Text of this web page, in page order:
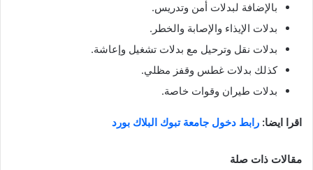
بالإضافة لبدلات أمن وتدريس.
بدلات الإيذاء والإصابة والخطر.
بدلات نقل وترحيل مع بدلات تشغيل وإعاشة.
كذلك بدلات غطس وقفز مظلي.
بدلات طيران وقوات خاصة.
اقرا ايضا: رابط دخول جامعة تبوك البلاك بورد
مقالات ذات صلة